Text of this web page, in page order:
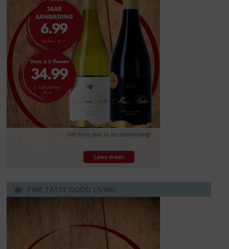
Het hele jaar in de aanbieding!
Lees meer
FINE TASTE GOOD LIVING